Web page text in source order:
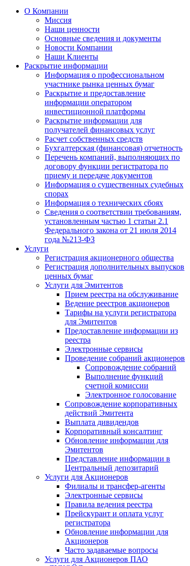
О Компании
Миссия
Наши ценности
Основные сведения и документы
Новости Компании
Наши Клиенты
Раскрытие информации
Информация о профессиональном
участнике рынка ценных бумаг
Раскрытие и предоставление
информации оператором
инвестиционной платформы
Раскрытие информации для
получателей финансовых услуг
Расчет собственных средств
Бухгалтерская (финансовая) отчетность
Перечень компаний, выполняющих по
договору функции регистратора по
приему и передаче документов
Информация о существенных судебных
спорах
Информация о технических сбоях
Сведения о соответствии требованиям,
установленным частью 1 статьи 2.1
Федерального закона от 21 июля 2014
года №213-ФЗ
Услуги
Регистрация акционерного общества
Регистрация дополнительных выпусков
ценных бумаг
Услуги для Эмитентов
Прием реестра на обслуживание
Ведение реестров акционеров
Тарифы на услуги регистратора
для Эмитентов
Предоставление информации из
реестра
Электронные сервисы
Проведение собраний акционеров
Сопровождение собраний
Выполнение функций
счетной комиссии
Электронное голосование
Сопровождение корпоративных
действий Эмитента
Выплата дивидендов
Корпоративный консалтинг
Обновление информации для
Эмитентов
Представление информации в
Центральный депозитарий
Услуги для Акционеров
Филиалы и трансфер-агенты
Электронные сервисы
Правила ведения реестра
Прейскурант и оплата услуг
регистратора
Обновление информации для
Акционеров
Часто задаваемые вопросы
Услуги для Акционеров ПАО